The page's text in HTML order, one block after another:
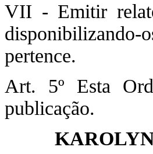
VII - Emitir
disponibilizando-
pertence.
Art. 5º Esta
publicação.